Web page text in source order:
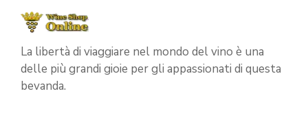
La libertà di viaggiare nel mondo del vino è una
delle più grandi gioie per gli appassionati di questa
bevanda.